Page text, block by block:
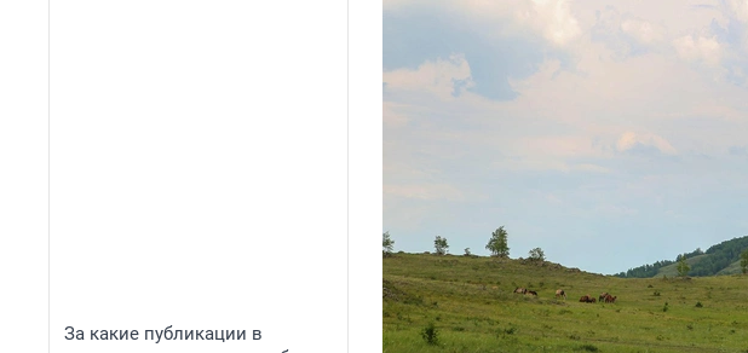
За какие публикации в